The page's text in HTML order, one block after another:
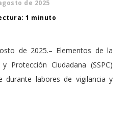
de 2025
1 minuto
de 2025.– Elementos de la
Protección Ciudadana (SSPC)
durante labores de vigilancia y